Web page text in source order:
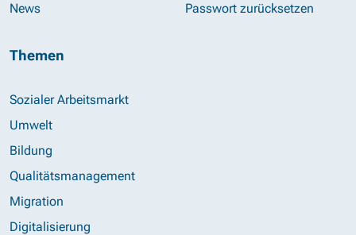
News
Passwort zurücksetzen
Themen
Sozialer Arbeitsmarkt
Umwelt
Bildung
Qualitätsmanagement
Migration
Digitalisierung